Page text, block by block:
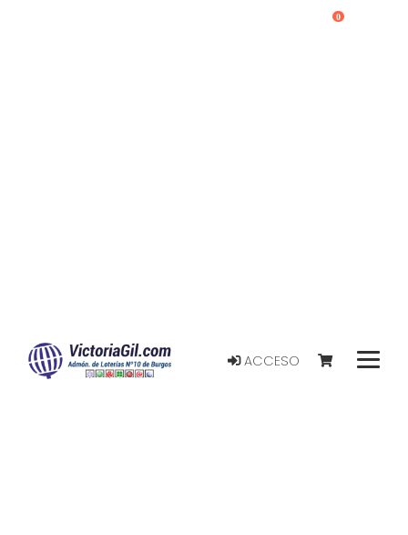
ACCESO
0